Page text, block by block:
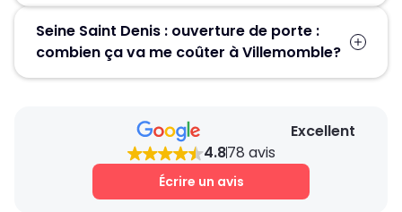
technicien sera chez-vous en 30 min pour
vous dépanner.
Seine Saint Denis : ouverture de porte :
combien ça va me coûter à Villemomble?
devis détaillé et gratuit vous sera proposé sur
place après avoir estimé la charge du travail
Excellent
4.878 avis
Écrire un avis